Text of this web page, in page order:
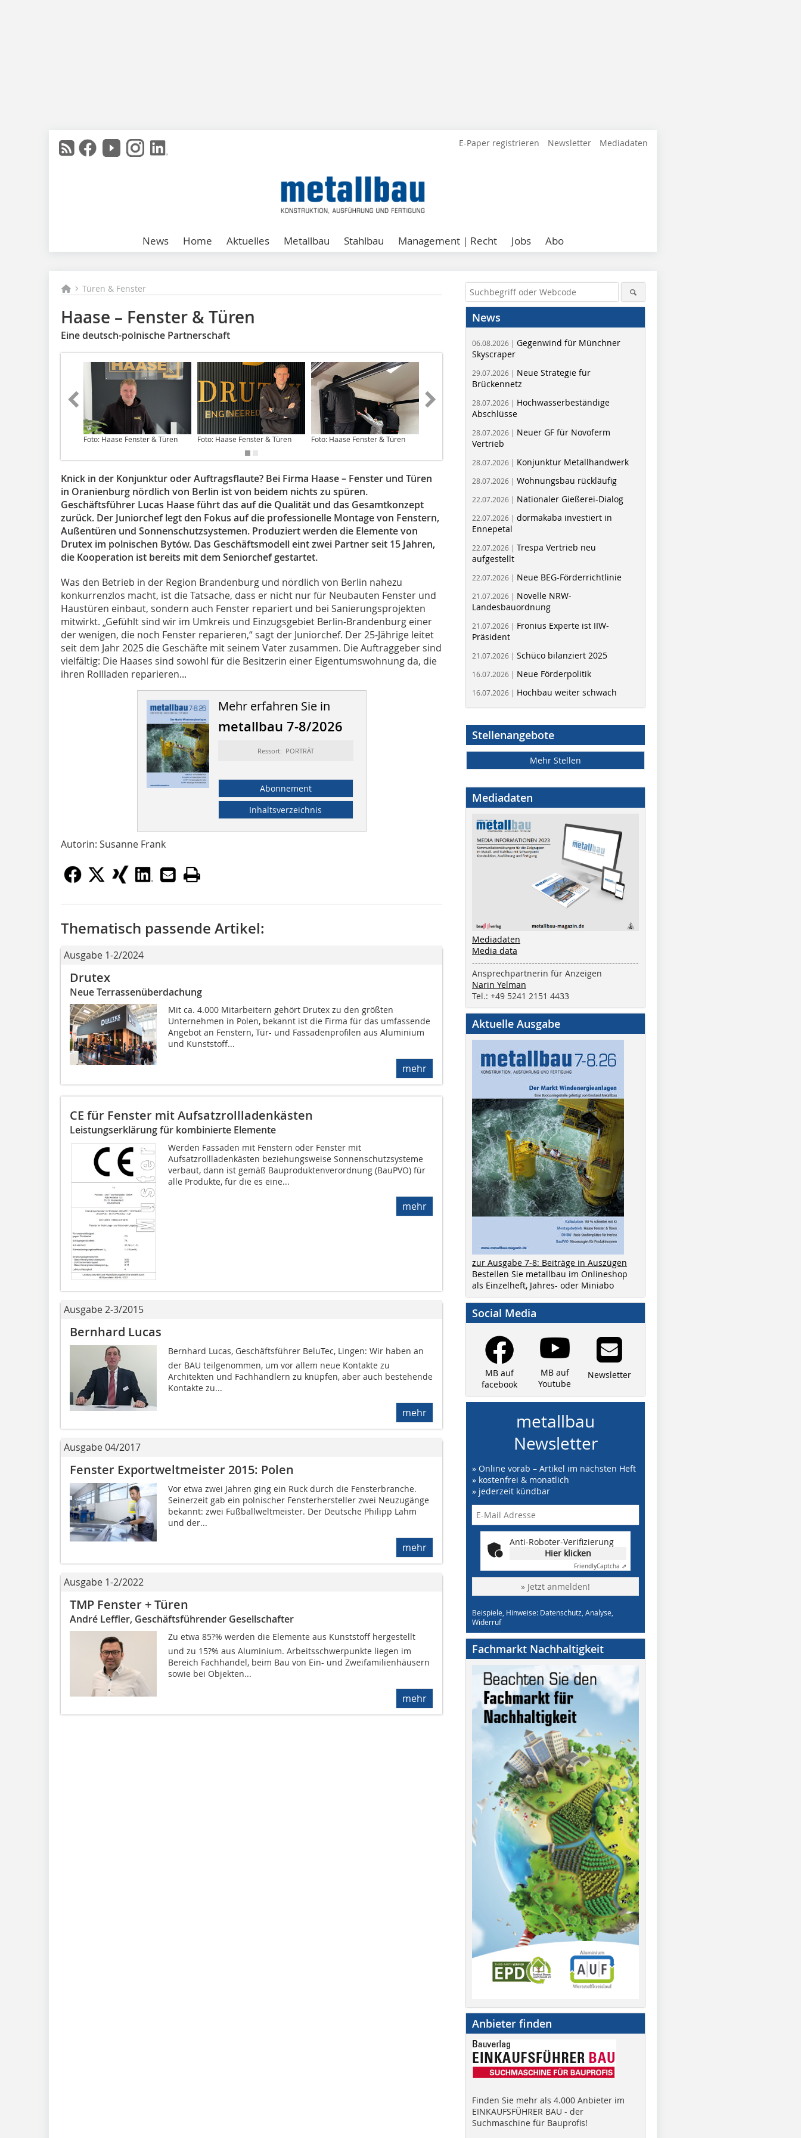
E-Paper registrieren Newsletter Mediadaten
News Home Aktuelles Metallbau Stahlbau Management | Recht Jobs Abo
Türen & Fenster
Haase – Fenster & Türen
Eine deutsch-polnische Partnerschaft
Foto: Haase Fenster & Türen Foto: Haase Fenster & Türen Foto: Haase Fenster & Türen Foto: Haase Fenster & Türen
Knick in der Konjunktur oder Auftragsflaute? Bei Firma Haase – Fenster und Türen
in Oranienburg nördlich von Berlin ist von beidem nichts zu spüren.
Geschäftsführer Lucas Haase führt das auf die Qualität und das Gesamtkonzept
zurück. Der Juniorchef legt den Fokus auf die professionelle Montage von Fenstern,
Außentüren und Sonnenschutzsystemen. Produziert werden die Elemente von
Drutex im polnischen Bytów. Das Geschäftsmodell eint zwei Partner seit 15 Jahren,
die Kooperation ist bereits mit dem Seniorchef gestartet.
Was den Betrieb in der Region Brandenburg und nördlich von Berlin nahezu
konkurrenzlos macht, ist die Tatsache, dass er nicht nur für Neubauten Fenster und
Haustüren einbaut, sondern auch Fenster repariert und bei Sanierungsprojekten
mitwirkt. „Gefühlt sind wir im Umkreis und Einzugsgebiet Berlin-Brandenburg einer
der wenigen, die noch Fenster reparieren,“ sagt der Juniorchef. Der 25-Jährige leitet
seit dem Jahr 2025 die Geschäfte mit seinem Vater zusammen. Die Auftraggeber sind
vielfältig: Die Haases sind sowohl für die Besitzerin einer Eigentumswohnung da, die
ihren Rollladen reparieren...
Mehr erfahren Sie in
metallbau 7-8/2026
Ressort: PORTRÄT
Abonnement
Inhaltsverzeichnis
Autorin: Susanne Frank
Thematisch passende Artikel:
Ausgabe 1-2/2024
Drutex
Neue Terrassenüberdachung
Mit ca. 4.000 Mitarbeitern gehört Drutex zu den größten
Unternehmen in Polen, bekannt ist die Firma für das umfassende
Angebot an Fenstern, Tür- und Fassadenprofilen aus Aluminium
und Kunststoff...
mehr
CE für Fenster mit Aufsatzrollladenkästen
Leistungserklärung für kombinierte Elemente
Werden Fassaden mit Fenstern oder Fenster mit
Aufsatzrollladenkästen beziehungsweise Sonnenschutzsysteme
verbaut, dann ist gemäß Bauproduktenverordnung (BauPVO) für
alle Produkte, für die es eine...
mehr
Ausgabe 2-3/2015
Bernhard Lucas
Bernhard Lucas, Geschäftsführer BeluTec, Lingen: Wir haben an
der BAU teilgenommen, um vor allem neue Kontakte zu
Architekten und Fachhändlern zu knüpfen, aber auch bestehende
Kontakte zu...
mehr
Ausgabe 04/2017
Fenster Exportweltmeister 2015: Polen
Vor etwa zwei Jahren ging ein Ruck durch die Fensterbranche.
Seinerzeit gab ein polnischer Fensterhersteller zwei Neuzugänge
bekannt: zwei Fußballweltmeister. Der Deutsche Philipp Lahm
und der...
mehr
Ausgabe 1-2/2022
TMP Fenster + Türen
André Leffler, Geschäftsführender Gesellschafter
Zu etwa 85?% werden die Elemente aus Kunststoff hergestellt
und zu 15?% aus Aluminium. Arbeitsschwerpunkte liegen im
Bereich Fachhandel, beim Bau von Ein- und Zweifamilienhäusern
sowie bei Objekten...
mehr
News
06.08.2026 | Gegenwind für Münchner
Skyscraper
29.07.2026 | Neue Strategie für
Brückennetz
28.07.2026 | Hochwasserbeständige
Abschlüsse
28.07.2026 | Neuer GF für Novoferm
Vertrieb
28.07.2026 | Konjunktur Metallhandwerk
28.07.2026 | Wohnungsbau rückläufig
22.07.2026 | Nationaler Gießerei-Dialog
22.07.2026 | dormakaba investiert in
Ennepetal
22.07.2026 | Trespa Vertrieb neu
aufgestellt
22.07.2026 | Neue BEG-Förderrichtlinie
21.07.2026 | Novelle NRW-
Landesbauordnung
21.07.2026 | Fronius Experte ist IIW-
Präsident
21.07.2026 | Schüco bilanziert 2025
16.07.2026 | Neue Förderpolitik
16.07.2026 | Hochbau weiter schwach
Stellenangebote
Mehr Stellen
Mediadaten
Mediadaten
Media data
--------------------------------------------------------
Ansprechpartnerin für Anzeigen
Narin Yelman
Tel.: +49 5241 2151 4433
Aktuelle Ausgabe
zur Ausgabe 7-8: Beiträge in Auszügen
Bestellen Sie metallbau im Onlineshop
als Einzelheft, Jahres- oder Miniabo
Social Media
MB auf
facebook
MB auf
Youtube
Newsletter
metallbau
Newsletter
» Online vorab – Artikel im nächsten Heft
» kostenfrei & monatlich
» jederzeit kündbar
Anti-Roboter-Verifizierung
Hier klicken
FriendlyCaptcha ⇗
» Jetzt anmelden!
Beispiele, Hinweise: Datenschutz, Analyse,
Widerruf
Fachmarkt Nachhaltigkeit
Anbieter finden
Finden Sie mehr als 4.000 Anbieter im
EINKAUFSFÜHRER BAU - der
Suchmaschine für Bauprofis!